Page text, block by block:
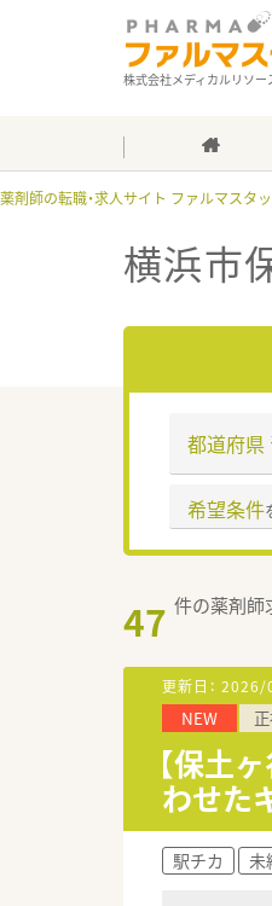
株式会社メディカルリソー
薬剤師の転職・求人サイト ファルマスタ
横浜市
都道府県
希望条件
47 件の薬剤師
更新日： 2026/
NEW
【保土
わせた
駅チカ 未